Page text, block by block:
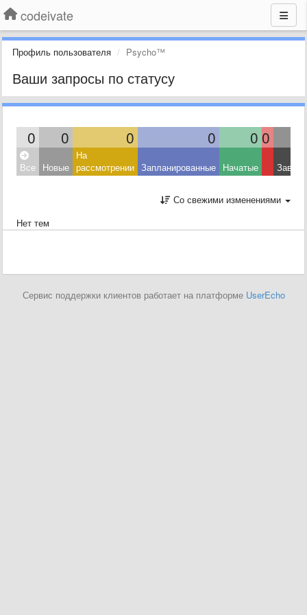
codeivate
Профиль пользователя Psycho™
Ваши запросы по статусу
0 0 0 0 0 0
Все Новые
На
рассмотрении Запланированные Начатые
Со свежими изменениями
Нет тем
Сервис поддержки клиентов работает на платформе UserEcho